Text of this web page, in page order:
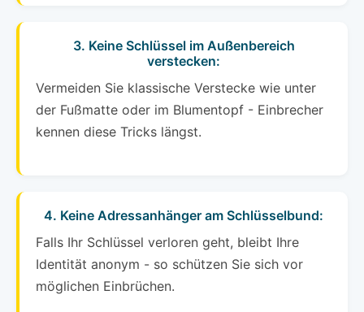
3. Keine Schlüssel im Außenbereich
verstecken:
Vermeiden Sie klassische Verstecke wie unter
der Fußmatte oder im Blumentopf - Einbrecher
kennen diese Tricks längst.
4. Keine Adressanhänger am Schlüsselbund:
Falls Ihr Schlüssel verloren geht, bleibt Ihre
Identität anonym - so schützen Sie sich vor
möglichen Einbrüchen.